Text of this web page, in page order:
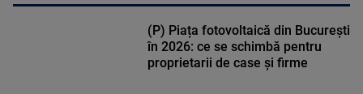
(P) Piața fotovoltaică din București
în 2026: ce se schimbă pentru
proprietarii de case și firme